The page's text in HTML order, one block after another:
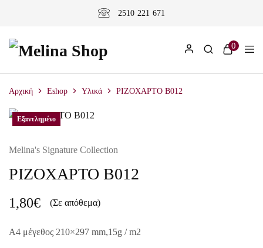
2510 221 671
0
Αρχική Eshop Υλικά ΡΙΖΟΧΑΡΤΟ B012
Melina's Signature Collection
ΡΙΖΟΧΑΡΤΟ B012
1,80€ (Σε απόθεμα)
A4 μέγεθος 210×297 mm,15g / m2
Εξαντλημένο